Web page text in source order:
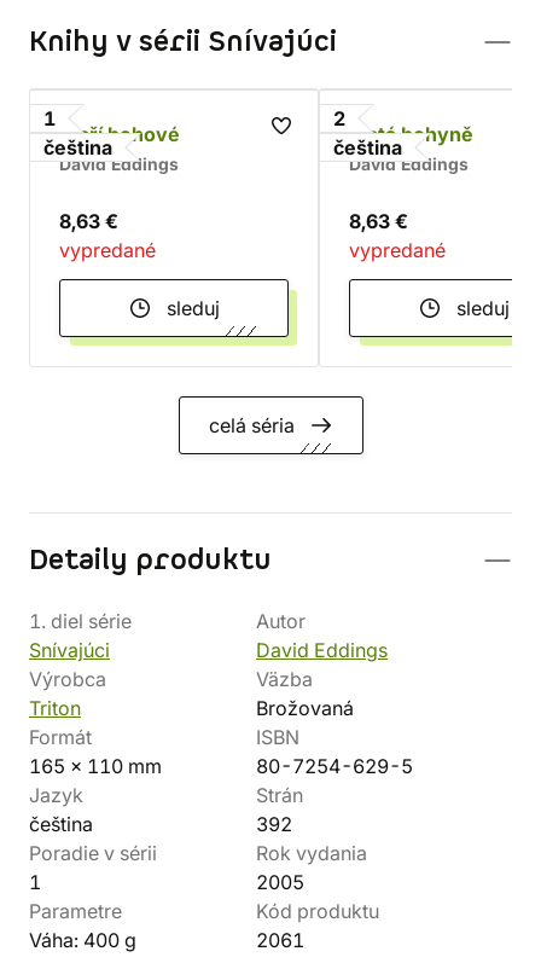
Knihy v sérii Snívajúci
1
čeština
Staří bohové
David Eddings
8,63 €
vypredané
sleduj
2
čeština
Zlatá bohyně
David Eddings
8,63 €
vypredané
sleduj
celá séria
Detaily produktu
1. diel série
Snívajúci
Autor
David Eddings
Výrobca
Triton
Väzba
Brožovaná
Formát
165 x 110 mm
ISBN
80-7254-629-5
Jazyk
čeština
Strán
392
Poradie v sérii
1
Rok vydania
2005
Parametre
Váha: 400 g
Kód produktu
2061